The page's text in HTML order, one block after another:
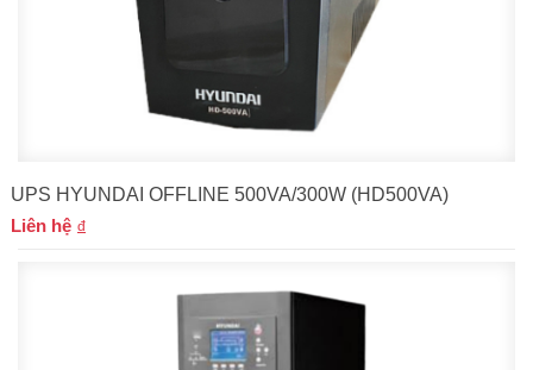
UPS HYUNDAI OFFLINE 500VA/300W (HD500VA)
Liên hệ